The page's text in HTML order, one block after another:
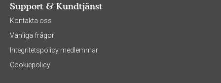
Support & Kundtjänst
Kontakta oss
Vanliga frågor
Integritetspolicy medlemmar
Cookiepolicy